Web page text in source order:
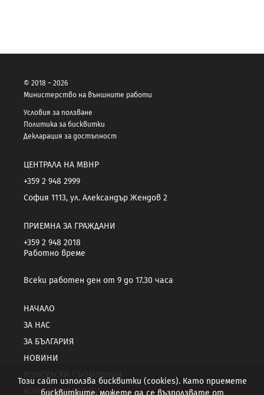
© 2018 – 2026
Министерство на външните работи
Условия за ползване
Политика за бисквитки
Декларация за достъпност
ЦЕНТРАЛА НА МВНР
+359 2 948 2999
София 1113, ул. Александър Жендов 2
ПРИЕМНА ЗА ГРАЖДАНИ
+359 2 948 2018
Работно време
Всеки работен ден от 9 до 17.30 часа
НАЧАЛО
ЗА НАС
ЗА БЪЛГАРИЯ
НОВИНИ
КОНСУЛСКИ СЪОБЩЕНИЯ
КОНСУЛСКИ УСЛУГИ
Този сайт използва бисквитки (cookies). Като приемете
бисквитките, можете да се възползвате от